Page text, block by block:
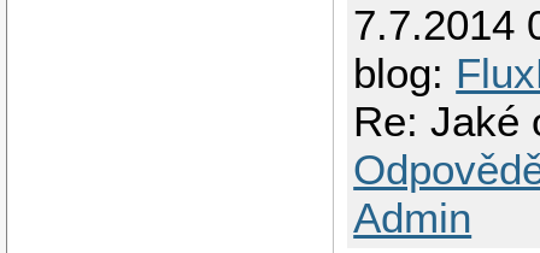
7.7.2014
blog:
Re: Jaké
Admin